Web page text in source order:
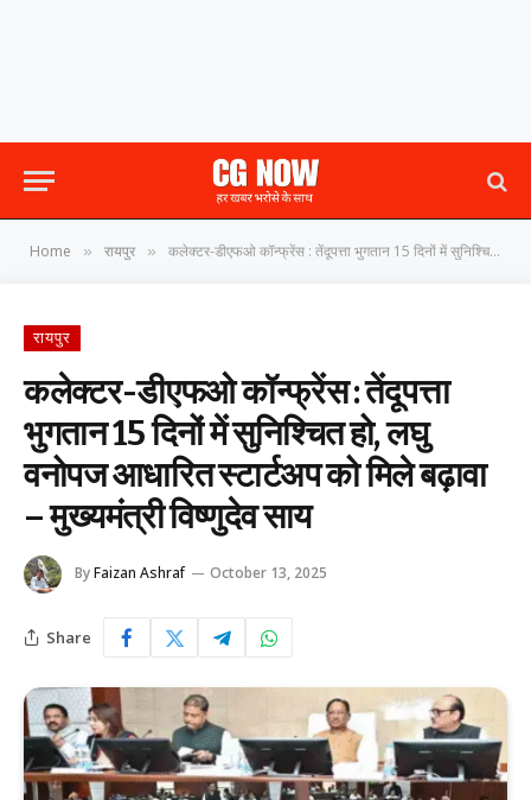
Home » रायपुर » कलेक्टर-डीएफओ कॉन्फ्रेंस : तेंदूपत्ता भुगतान 15 दिनों में सुनिश्चित हो, लघु वनोपज आधारित स्टार्टअप को मिले बढ़ावा – मुख्यमंत्री विष्णुदेव साय
रायपुर
कलेक्टर-डीएफओ कॉन्फ्रेंस : तेंदूपत्ता
भुगतान 15 दिनों में सुनिश्चित हो, लघु
वनोपज आधारित स्टार्टअप को मिले बढ़ावा
– मुख्यमंत्री विष्णुदेव साय
ByFaizan Ashraf October 13, 2025
Share